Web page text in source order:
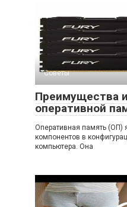
Советы
Преимущества
оперативной
Оперативная память (ОП)
компонентов в
компьютера. Она